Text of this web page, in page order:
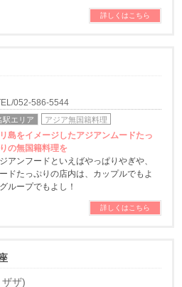
詳しくはこちら
052-586-5544
駅エリア アジア無国籍料理
島をイメージしたアジアンムードたっ
の無国籍料理を
アンフードといえばやっぱりやぎや、
ドたっぷりの店内は、カップルでもよ
ループでもよし！
詳しくはこちら
ザ)